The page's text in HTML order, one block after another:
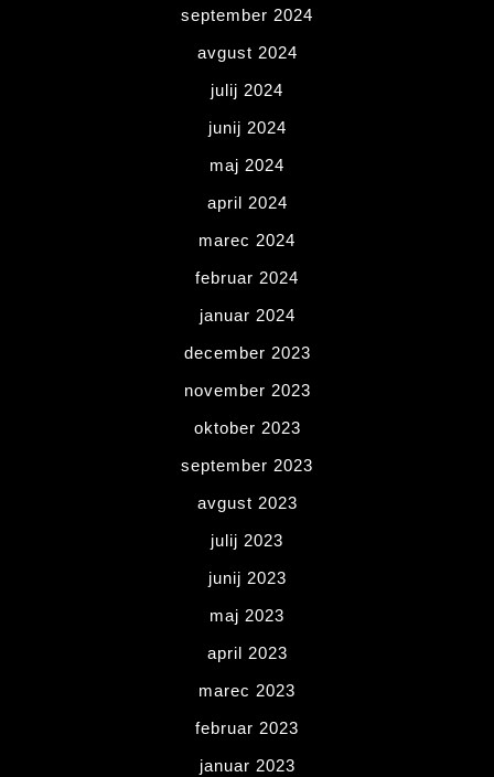
september 2024
avgust 2024
julij 2024
junij 2024
maj 2024
april 2024
marec 2024
februar 2024
januar 2024
december 2023
november 2023
oktober 2023
september 2023
avgust 2023
julij 2023
junij 2023
maj 2023
april 2023
marec 2023
februar 2023
januar 2023